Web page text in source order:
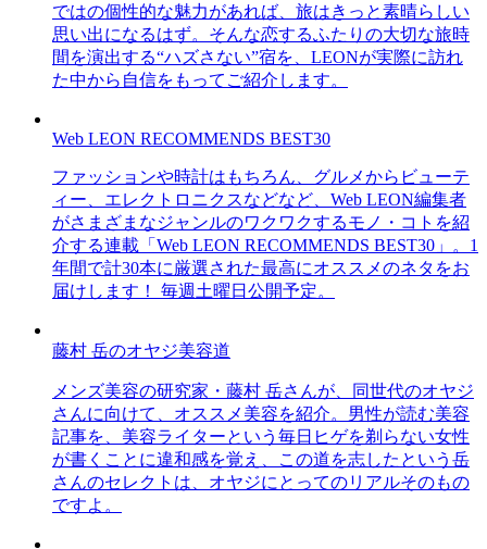
ではの個性的な魅力があれば、旅はきっと素晴らしい
思い出になるはず。そんな恋するふたりの大切な旅時
間を演出する“ハズさない”宿を、LEONが実際に訪れ
た中から自信をもってご紹介します。
Web LEON RECOMMENDS BEST30
ファッションや時計はもちろん、グルメからビューテ
ィー、エレクトロニクスなどなど、Web LEON編集者
がさまざまなジャンルのワクワクするモノ・コトを紹
介する連載「Web LEON RECOMMENDS BEST30」。1
年間で計30本に厳選された最高にオススメのネタをお
届けします！ 毎週土曜日公開予定。
藤村 岳のオヤジ美容道
メンズ美容の研究家・藤村 岳さんが、同世代のオヤジ
さんに向けて、オススメ美容を紹介。男性が読む美容
記事を、美容ライターという毎日ヒゲを剃らない女性
が書くことに違和感を覚え、この道を志したという岳
さんのセレクトは、オヤジにとってのリアルそのもの
ですよ。